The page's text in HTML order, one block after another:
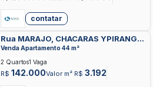
contatar
Rua MARAJO, CHACARAS YPIRANGA,
VALPARAISO DE GOIAS
Venda Apartamento 44 m²
R$ 142.000Valor m² R$ 3.192
2 Quartos1 Vaga